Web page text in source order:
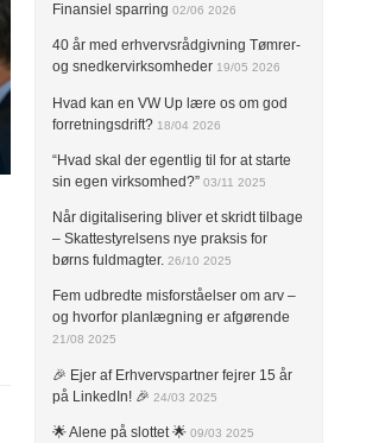
Finansiel sparring 02/06 2026
40 år med erhvervsrådgivning Tømrer-
og snedkervirksomheder 19/05 2026
Hvad kan en VW Up lære os om god
forretningsdrift? 18/04 2026
“Hvad skal der egentlig til for at starte
sin egen virksomhed?” 03/11 2025
Når digitalisering bliver et skridt tilbage
– Skattestyrelsens nye praksis for
børns fuldmagter. 26/10 2025
Fem udbredte misforståelser om arv –
og hvorfor planlægning er afgørende
21/08 2025
🎉 Ejer af Erhvervspartner fejrer 15 år
på LinkedIn! 🎉 24/03 2025
🌟 Alene på slottet 🌟 09/03 2025